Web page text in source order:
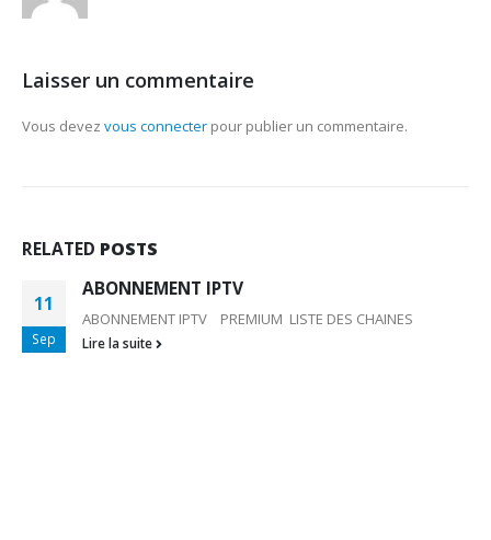
Laisser un commentaire
Vous devez vous connecter pour publier un commentaire.
RELATED POSTS
11
Sep
ABONNEMENT IPTV
ABONNEMENT IPTV PREMIUM LISTE DES CHAINES
Lire la suite